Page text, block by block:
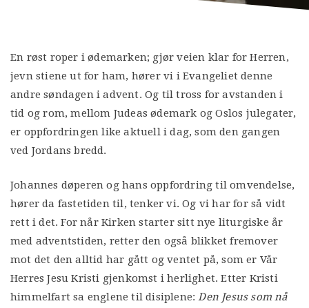
En røst roper i ødemarken; gjør veien klar for Herren,
jevn stiene ut for ham, hører vi i Evangeliet denne
andre søndagen i advent. Og til tross for avstanden i
tid og rom, mellom Judeas ødemark og Oslos julegater,
er oppfordringen like aktuell i dag, som den gangen
ved Jordans bredd.
Johannes døperen og hans oppfordring til omvendelse,
hører da fastetiden til, tenker vi. Og vi har for så vidt
rett i det. For når Kirken starter sitt nye liturgiske år
med adventstiden, retter den også blikket fremover
mot det den alltid har gått og ventet på, som er Vår
Herres Jesu Kristi gjenkomst i herlighet. Etter Kristi
himmelfart sa englene til disiplene: Den Jesus som nå